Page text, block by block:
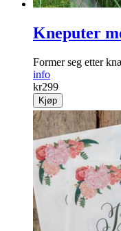
Kneputer
Former seg etter
info
kr299
Kjøp